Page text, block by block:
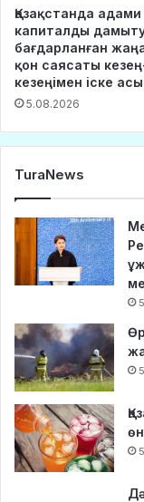
Қазақстанда адами
капиталды
бағдарланған
қон саясаты
кезеңімен іске
5.08.2026
TuraNews